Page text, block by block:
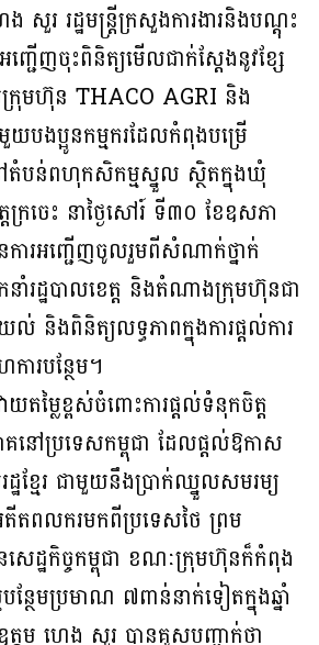
សួរ រដ្ឋមន្ត្រីក្រសួងការងារនិងបណ្តុះ
ញ្ជើញចុះពិនិត្យមើលជាក់ស្តែងនូវខ្សែ
ក្រុមហ៊ុន THACO AGRI និង
ប្អូនកម្មករដែលកំពុងបម្រើ
ៅតំបន់ពហុកសិកម្មស្នួល ស្ថិតក្នុងឃុំ
រចេះ នាថ្ងៃសៅរ៍ ទី៣០ ខែឧសភា
ារអញ្ជើញចូលរួមពីសំណាក់ថ្នាក់
ាំរដ្ឋបាលខេត្ត និងតំណាងក្រុមហ៊ុនជា
ល់ និងពិនិត្យលទ្ធភាពក្នុងការផ្តល់ការ
ារបន្ថែម។
ាយតម្លៃខ្ពស់ចំពោះការផ្តល់ទំនុកចិត្ត
ៅប្រទេសកម្ពុជា ដែលផ្តល់ឱកាស
ឋខ្មែរ ជាមួយនឹងប្រាក់ឈ្នួលសមរម្យ
តពលករមកពីប្រទេសថៃ ព្រម
ដ្ឋកិច្ចកម្ពុជា ខណៈក្រុមហ៊ុនក៏កំពុង
បន្ថែមប្រមាណ ៧ពាន់នាក់ទៀតក្នុងឆ្នាំ
ត្ដម ហេង សួរ បានគូសបញ្ជាក់ថា